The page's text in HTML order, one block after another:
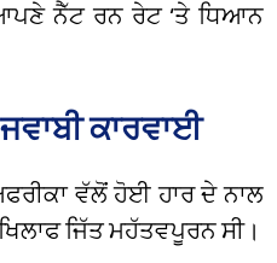
ਨੈੱਟ ਰਨ ਰੇਟ ‘ਤੇ ਧਿਆਨ
ਕਾਰਵਾਈ
ਵੱਲੋਂ ਹੋਈ ਹਾਰ ਦੇ ਨਾਲ
ਜਿੱਤ ਮਹੱਤਵਪੂਰਨ ਸੀ।